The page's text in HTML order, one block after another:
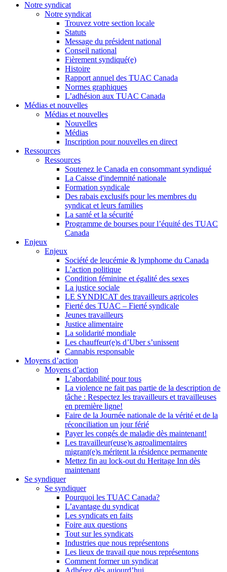
Notre syndicat
Notre syndicat
Trouvez votre section locale
Statuts
Message du président national
Conseil national
Fièrement syndiqué(e)
Histoire
Rapport annuel des TUAC Canada
Normes graphiques
L’adhésion aux TUAC Canada
Médias et nouvelles
Médias et nouvelles
Nouvelles
Médias
Inscription pour nouvelles en direct
Ressources
Ressources
Soutenez le Canada en consommant syndiqué
La Caisse d'indemnité nationale
Formation syndicale
Des rabais exclusifs pour les membres du
syndicat et leurs families
La santé et la sécurité
Programme de bourses pour l’équité des TUAC
Canada
Enjeux
Enjeux
Société de leucémie & lymphome du Canada
L’action politique
Condition féminine et égalité des sexes
La justice sociale
LE SYNDICAT des travailleurs agricoles
Fierté des TUAC – Fierté syndicale
Jeunes travailleurs
Justice alimentaire
La solidarité mondiale
Les chauffeur(e)s d’Uber s’unissent
Cannabis responsable
Moyens d’action
Moyens d’action
L’abordabilité pour tous
La violence ne fait pas partie de la description de
tâche : Respectez les travailleurs et travailleuses
en première ligne!
Faire de la Journée nationale de la vérité et de la
réconciliation un jour férié
Payer les congés de maladie dès maintenant!
Les travailleur(euse)s agroalimentaires
migrant(e)s méritent la résidence permanente
Mettez fin au lock-out du Heritage Inn dès
maintenant
Se syndiquer
Se syndiquer
Pourquoi les TUAC Canada?
L’avantage du syndicat
Les syndicats en faits
Foire aux questions
Tout sur les syndicats
Industries que nous représentons
Les lieux de travail que nous représentons
Comment former un syndicat